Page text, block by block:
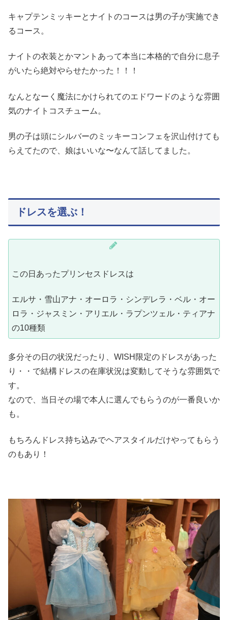
キャプテンミッキーとナイトのコースは男の子が実施でき
るコース。
ナイトの衣装とかマントあって本当に本格的で自分に息子
がいたら絶対やらせたかった！！！
なんとなーく魔法にかけられてのエドワードのような雰囲
気のナイトコスチューム。
男の子は頭にシルバーのミッキーコンフェを沢山付けても
らえてたので、娘はいいな〜なんて話してました。
ドレスを選ぶ！
この日あったプリンセスドレスは
エルサ・雪山アナ・オーロラ・シンデレラ・ベル・オー
ロラ・ジャスミン・アリエル・ラプンツェル・ティアナ
の10種類
多分その日の状況だったり、WISH限定のドレスがあった
り・・で結構ドレスの在庫状況は変動してそうな雰囲気で
す。
なので、当日その場で本人に選んでもらうのが一番良いか
も。
もちろんドレス持ち込みでヘアスタイルだけやってもらう
のもあり！